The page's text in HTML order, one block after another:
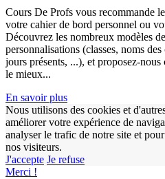
Cours De Profs vous recommande
votre cahier de bord personnel ou
Découvrez les nombreux modèles
personnalisations (classes, noms
jours présents, ...), et proposez-
le mieux...
En savoir plus
Nous utilisons des cookies et
améliorer votre expérience de
analyser le trafic de notre site et
nos visiteurs.
J'accepte Je refuse
Merci !